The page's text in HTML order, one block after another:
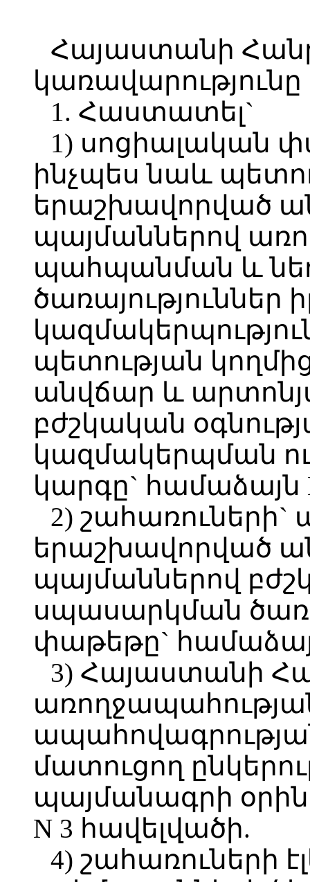
Հայաստանի
կառավարությունը
1. Հաստատել`
1) սոցիալական
ինչպես նաև
երաշխավորված
պայմաններով
պահպանման և
պետության
անվճար և
բժշկական
կազմակերպման
կարգը` համաձայն
2) շահառուների`
երաշխավորված
պայմաններով
սպասարկման
փաթեթը`
3) Հայաստանի
մատուցող
պայմանագրի
N 3 հավելվածի.
4) շահառուների